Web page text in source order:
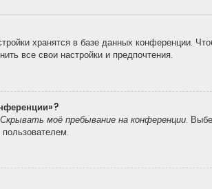
хранятся в базе данных конференции.
все свои настройки и предпочтения.
Скрывать моё пребывание на конференции.